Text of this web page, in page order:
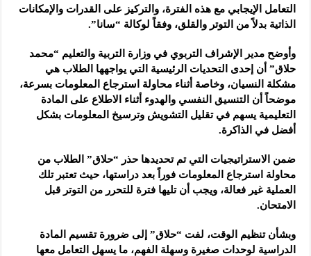
التعامل الإيجابي مع هذه الفترة، والتركيز على القدرات والإمكانات
الذاتية بدلاً من التوتر والقلق، وفقاً لوكالة “سانا”.
وأوضح مدير الإشراف التربوي في وزارة التربية والتعليم “محمد
حلاق” أن إحدى التحديات الرئيسية التي يواجهها الطلاب هي
مشكلة النسيان، وخاصة أثناء محاولة استرجاع المعلومات بسرعة،
موضحاً أن التنسيق النفسي والهدوء أثناء الاطلاع على المادة
التعليمية يسهم في تقليل التشويش وترسيخ المعلومات بشكل
أفضل في الذاكرة.
ضمن الاستراتيجيات التي تم تحديدها حذر “حلاق” الطلاب من
محاولة استرجاع المعلومات فوراً بعد دراستها، حيث تعتبر تلك
العملية غير فعالة، ويجب أن تليها فترة للتحرر من التوتر قبل
الامتحان.
وبشأن تنظيم الوقت، لفت “حلاق” إلى ضرورة تقسيم المادة
الدراسية لوحدات صغيرة وسهلة الفهم، ما يسهل التعامل معها